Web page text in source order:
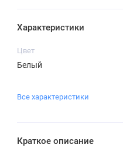
Характеристики
Цвет
Белый
Все характеристики
Краткое описание